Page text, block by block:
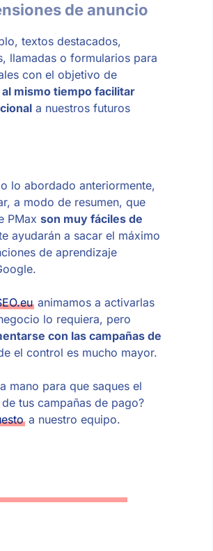
de anuncio
textos destacados,
llamadas o formularios para
con el objetivo de
mismo tiempo facilitar
a nuestros futuros
lo abordado anteriormente,
a modo de resumen, que
PMax son muy fáciles de
ayudarán a sacar el máximo
de aprendizaje
animamos a activarlas
lo requiera, pero
con las campañas de
el control es mucho mayor.
mano para que saques el
tus campañas de pago?
a nuestro equipo.